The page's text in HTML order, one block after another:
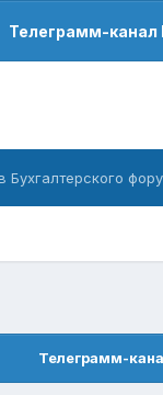
Телеграмм-
Бухгалтерского
Телеграмм-